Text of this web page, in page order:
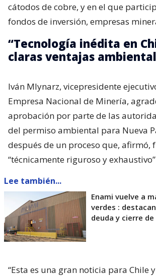
cátodos de cobre, y en el que
fondos de inversión, empresas
“Tecnología inédita en
claras ventajas
Iván Mlynarz, vicepresidente
Empresa Nacional de Minería,
aprobación por parte de las
del permiso ambiental para Nueva
después de un proceso que, afirmó,
“técnicamente riguroso y
Lee también...
Enami vuelve a
verdes :
deuda y cierre
“Esta es una gran noticia para Chile